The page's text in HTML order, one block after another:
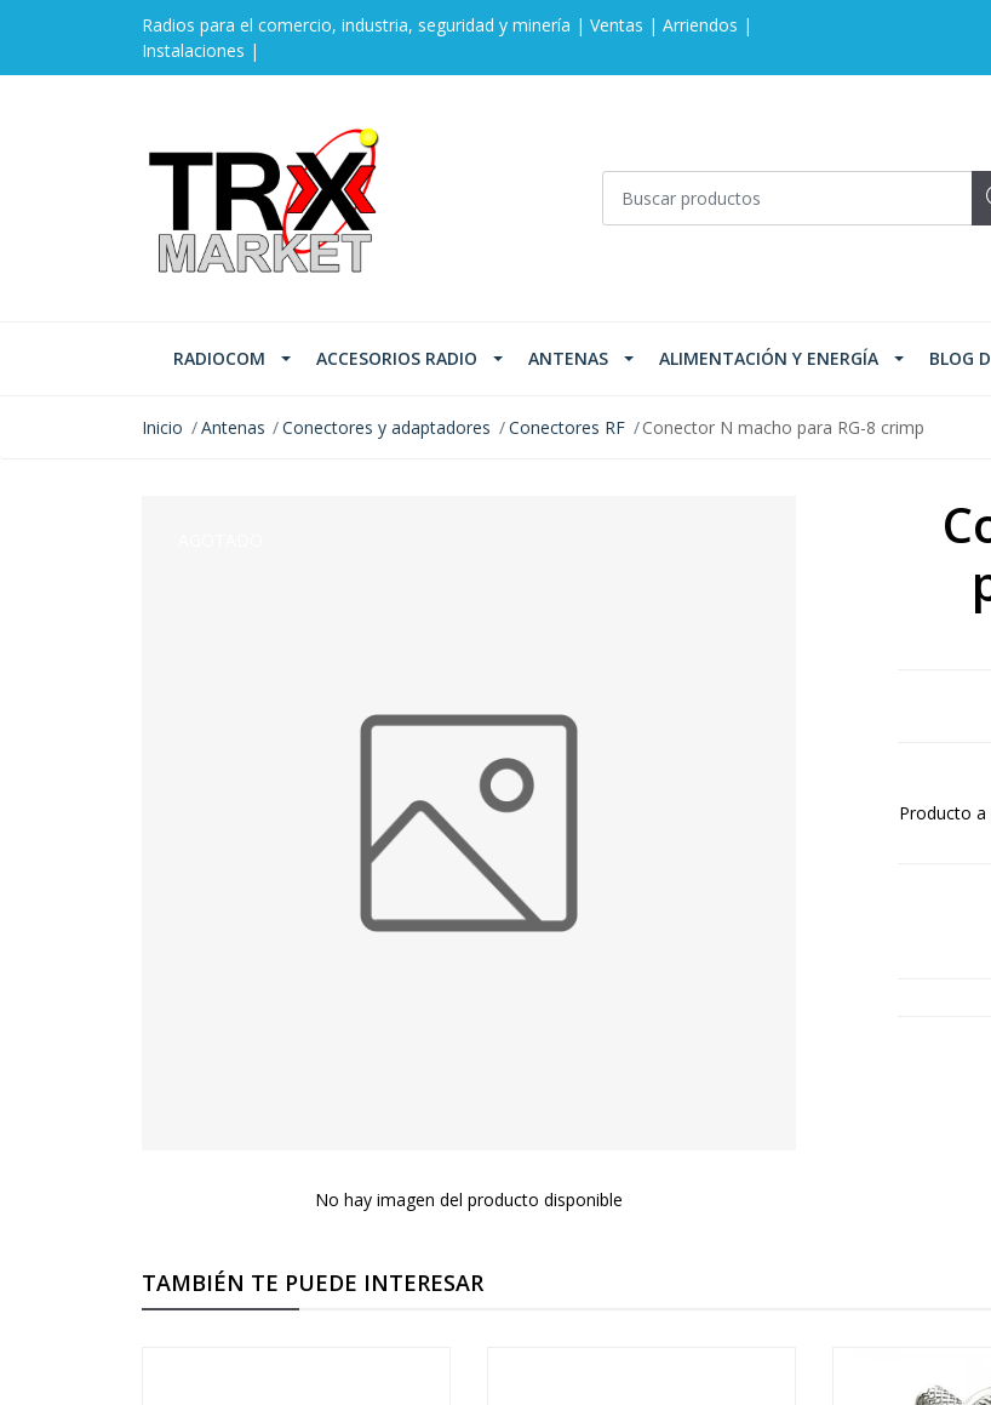
Radios para el comercio, industria, seguridad y minería | Ventas | Arriendos |
Instalaciones |
RADIOCOM ACCESORIOS RADIO ANTENAS ALIMENTACIÓN Y ENERGÍA BLOG
Inicio Antenas Conectores y adaptadores Conectores RF Conector N macho para RG-8 crimp
No hay imagen del producto disponible
Producto
TAMBIÉN TE PUEDE INTERESAR